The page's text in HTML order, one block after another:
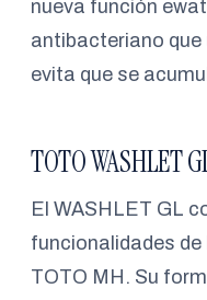
nueva función
antibacteriano
evita que se
TOTO WASHLET
El WASHLET GL
funcionalidades de
TOTO MH. Su